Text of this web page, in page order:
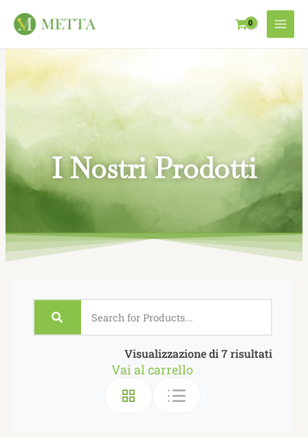
I Nostri Prodotti
Visualizzazione di 7 risultati
Vai al carrello